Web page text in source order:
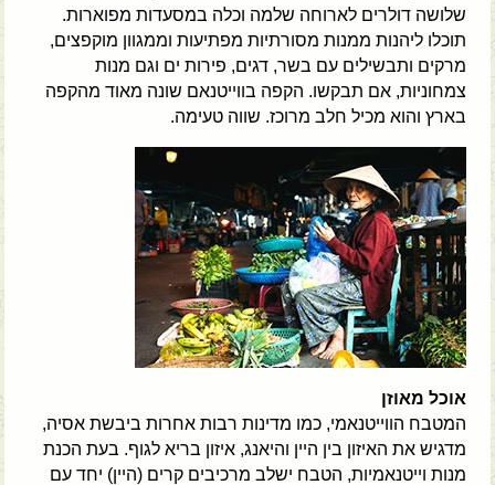
שלושה דולרים לארוחה שלמה וכלה במסעדות מפוארות.
תוכלו ליהנות ממנות מסורתיות מפתיעות וממגוון מוקפצים,
מרקים ותבשילים עם בשר, דגים, פירות ים וגם מנות
צמחוניות, אם תבקשו. הקפה בווייטנאם שונה מאוד מהקפה
בארץ והוא מכיל חלב מרוכז. שווה טעימה.
אוכל מאוזן
המטבח הווייטנאמי, כמו מדינות רבות אחרות ביבשת אסיה,
מדגיש את האיזון בין היין והיאנג, איזון בריא לגוף. בעת הכנת
מנות וייטנאמיות, הטבח ישלב מרכיבים קרים (היין) יחד עם